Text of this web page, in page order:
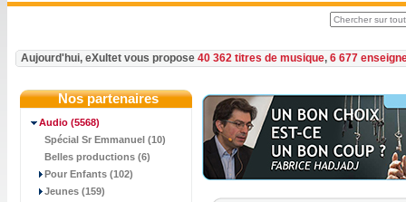
Aujourd'hui, eXultet vous propose 40 362 titres de musique, 6 677
Nos partenaires
Audio (5568)
Spécial Sr Emmanuel (10)
Belles productions (6)
Pour Enfants (102)
Jeunes (159)